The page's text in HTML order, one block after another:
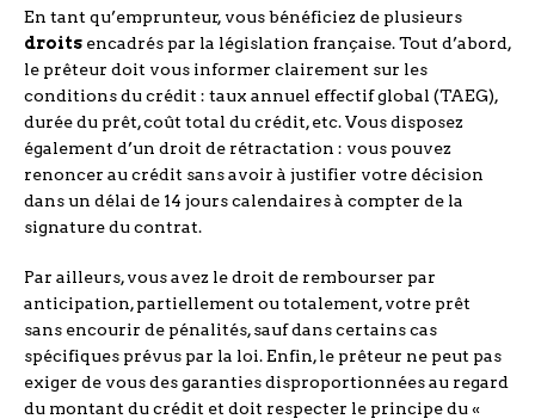
En tant qu’emprunteur, vous bénéficiez de plusieurs
droits encadrés par la législation française. Tout d’abord,
le prêteur doit vous informer clairement sur les
conditions du crédit : taux annuel effectif global (TAEG),
durée du prêt, coût total du crédit, etc. Vous disposez
également d’un droit de rétractation : vous pouvez
renoncer au crédit sans avoir à justifier votre décision
dans un délai de 14 jours calendaires à compter de la
signature du contrat.
Par ailleurs, vous avez le droit de rembourser par
anticipation, partiellement ou totalement, votre prêt
sans encourir de pénalités, sauf dans certains cas
spécifiques prévus par la loi. Enfin, le prêteur ne peut pas
exiger de vous des garanties disproportionnées au regard
du montant du crédit et doit respecter le principe du «